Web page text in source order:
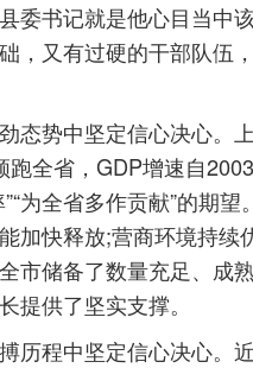
委书记就是他心目当中
，又有过硬的干部队伍
势中坚定信心决心。
全省，GDP增速自
为全省多作贡献”的期
加快释放;营商环境持续
市储备了数量充足、成
提供了坚实支撑。
程中坚定信心决心。